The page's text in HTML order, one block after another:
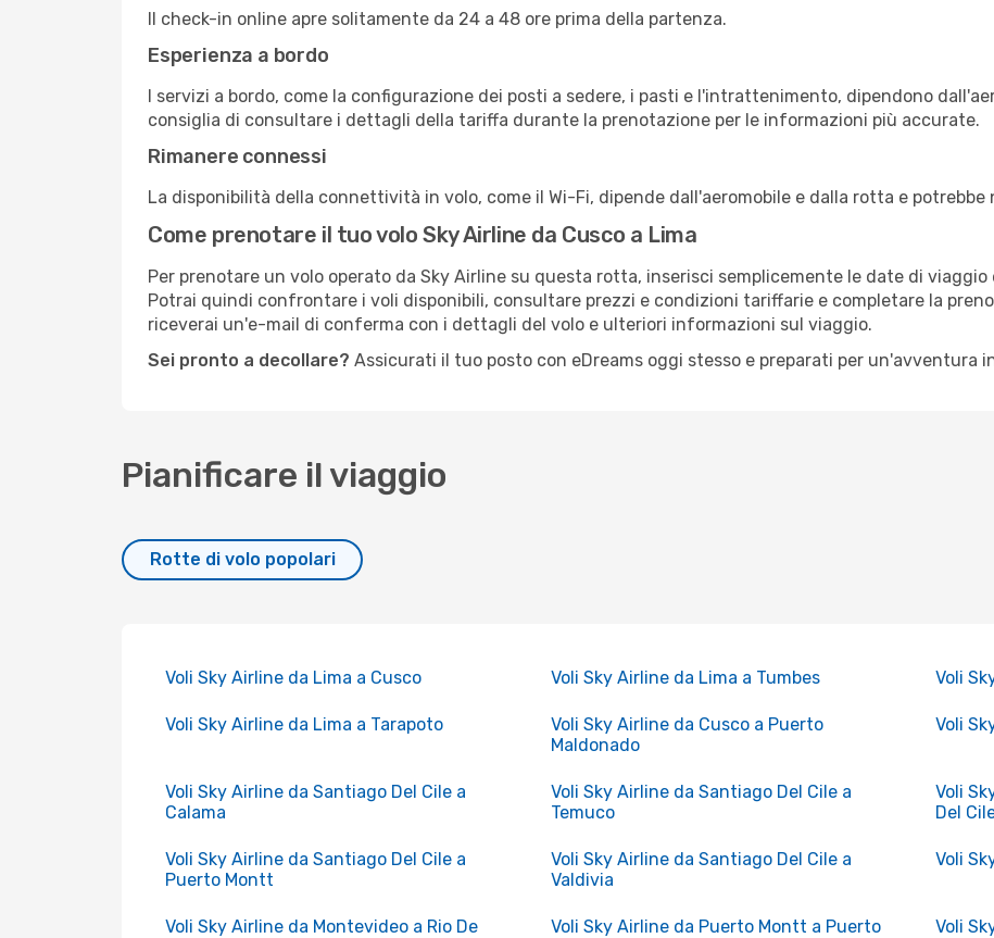
Il check-in online apre solitamente da 24 a 48 ore prima della partenza.
Esperienza a bordo
I servizi a bordo, come la configurazione dei posti a sedere, i pasti e l'intrattenimento, dipendono
consiglia di consultare i dettagli della tariffa durante la prenotazione per le informazioni più accurate.
Rimanere connessi
La disponibilità della connettività in volo, come il Wi-Fi, dipende dall'aeromobile e dalla rotta e
Come prenotare il tuo volo Sky Airline da Cusco a Lima
Per prenotare un volo operato da Sky Airline su questa rotta, inserisci semplicemente le date di
Potrai quindi confrontare i voli disponibili, consultare prezzi e condizioni tariffarie e completare la
riceverai un'e-mail di conferma con i dettagli del volo e ulteriori informazioni sul viaggio.
Sei pronto a decollare? Assicurati il tuo posto con eDreams oggi stesso e preparati per un'avventura
Pianificare il viaggio
Rotte di volo popolari
Voli Sky Airline da Lima a Cusco Voli Sky Airline da Lima a Tumbes Voli
Voli Sky Airline da Lima a Tarapoto
Voli Sky Airline da Cusco a Puerto
Maldonado
Voli
Voli Sky Airline da Santiago Del Cile a
Calama
Voli Sky Airline da Santiago Del Cile a
Temuco
Voli
Del
Voli Sky Airline da Santiago Del Cile a
Puerto Montt
Voli Sky Airline da Santiago Del Cile a
Valdivia
Voli
Voli Sky Airline da Montevideo a Rio De
Voli Sky Airline da Puerto Montt a Puerto
Voli